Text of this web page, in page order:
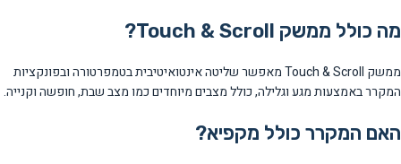
מה כולל ממשק Touch & Scroll?
ממשק Touch & Scroll מאפשר שליטה אינטואיטיבית בטמפרטורה ובפונקציות
המקרר באמצעות מגע וגלילה, כולל מצבים מיוחדים כמו מצב שבת, חופשה וקנייה.
האם המקרר כולל מקפיא?